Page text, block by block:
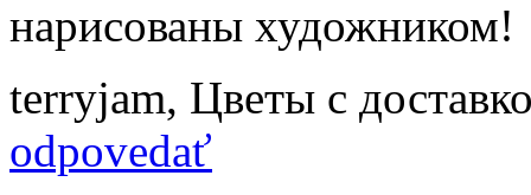
нарисованы художником!
terryjam, Цветы с
odpovedať